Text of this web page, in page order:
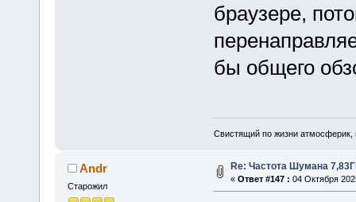
браузере,
бы общего
Свистящий по жизни
Andr
Старожил
Re: Частота Шумана
« Ответ #147 : 04 Октября